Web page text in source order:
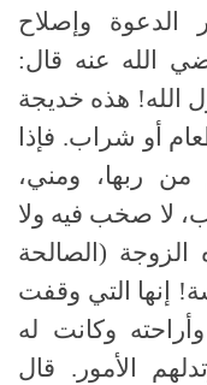
الدعوة وإصلاح
الله عنه قال:
الله! هذه خديجة
طعام أو شراب. فإذا
من ربها، ومني،
لا صخب فيه ولا
الزوجة ( الصالحة
!
إنها التي وقفت
وكانت له
الأمور . قال